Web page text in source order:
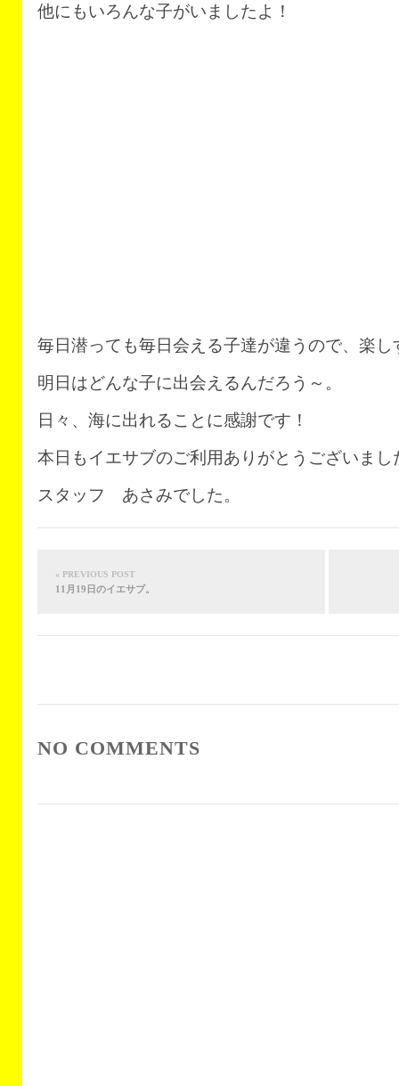
他にもいろんな子がいましたよ！
毎日潜っても毎日会える子達が違うので、楽し
明日はどんな子に出会えるんだろう～。
日々、海に出れることに感謝です！
本日もイエサブのご利用ありがとうございまし
スタッフ あさみでした。
« PREVIOUS POST
11月19日のイエサブ。
NO COMMENTS